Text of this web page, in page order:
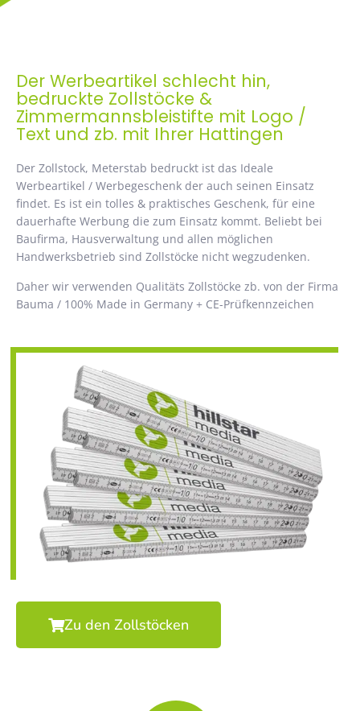
Der Werbeartikel schlecht hin,
bedruckte Zollstöcke &
Zimmermannsbleistifte mit Logo /
Text und zb. mit Ihrer Hattingen
Der Zollstock, Meterstab bedruckt ist das Ideale
Werbeartikel / Werbegeschenk der auch seinen Einsatz
findet. Es ist ein tolles & praktisches Geschenk, für eine
dauerhafte Werbung die zum Einsatz kommt. Beliebt bei
Baufirma, Hausverwaltung und allen möglichen
Handwerksbetrieb sind Zollstöcke nicht wegzudenken.
Daher wir verwenden Qualitäts Zollstöcke zb. von der Firma
Bauma / 100% Made in Germany + CE-Prüfkennzeichen
Zu den Zollstöcken